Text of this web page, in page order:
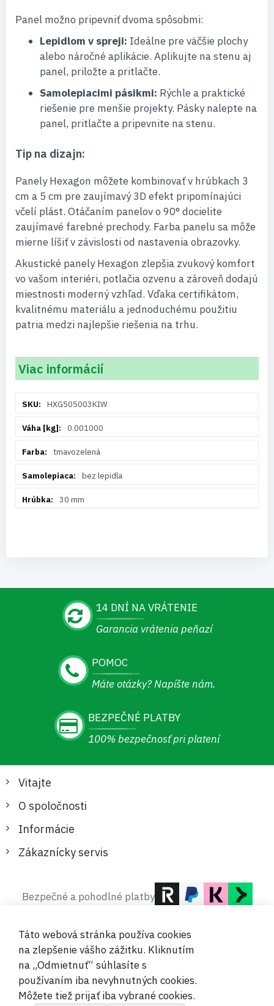
Panel možno pripevniť dvoma spôsobmi:
Lepidlom v spreji: Ideálne pre väčšie plochy
alebo náročné aplikácie. Aplikujte na stenu aj
panel, priložte a pritlačte.
Samolepiacimi pásikmi: Rýchle a praktické
riešenie pre menšie projekty. Pásky nalepte na
panel, pritlačte a pripevnite na stenu.
Tip na dizajn:
Panely Hexagon môžete kombinovať v hrúbkach 3
cm a 5 cm pre zaujímavý 3D efekt pripomínajúci
včelí plást. Otáčaním panelov o 90° docielite
zaujímavé farebné prechody. Farba panelu sa môže
mierne líšiť v závislosti od nastavenia obrazovky.
Akustické panely Hexagon zlepšia zvukový komfort
vo vašom interiéri, potlačia ozvenu a zároveň dodajú
miestnosti moderný vzhľad. Vďaka certifikátom,
kvalitnému materiálu a jednoduchému použitiu
patria medzi najlepšie riešenia na trhu.
Viac informácií
informáciíHXG505003KIW
0.001000
tmavozelená
bez lepidla
30 mm
14 DNÍ NA VRÁTENIE
Garancia vrátenia peňazí
POMOC
Máte otázky? Napíšte nám.
BEZPEČNÉ PLATBY
100% bezpečnosť pri platení
Vitajte
O spoločnosti
Informácie
Zákaznícky servis
Bezpečné a pohodlné platby
© 2019-2026 Megamix s.r.o.
Táto webová stránka používa cookies
na zlepšenie vášho zážitku. Kliknutím
na „Odmietnuť“ súhlasíte s
používaním iba nevyhnutných cookies.
Môžete tiež prijať iba vybrané cookies.